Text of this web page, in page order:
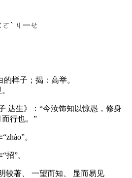
ㄛˋ ㄐ一ㄝ
样子；揭：高举。
达生》：“今汝饰知以惊愚，修身
行也。”
。
招”。
较著、 一望而知、 显而易见